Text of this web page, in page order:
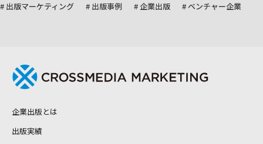
# 出版マーケティング # 出版事例 # 企業出版 # ベンチャー企業
企業出版とは
出版実績